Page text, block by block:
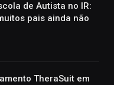
de Autista no IR:
pais ainda não
TheraSuit em